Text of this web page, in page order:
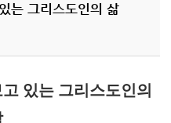
는 그리스도인의 삶
있는 그리스도인의